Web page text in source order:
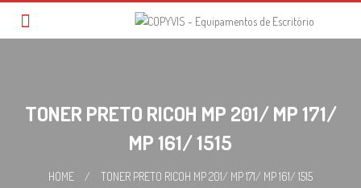
TONER PRETO RICOH MP 201/ MP 171/
MP 161/ 1515
HOME / TONER PRETO RICOH MP 201/ MP 171/ MP 161/ 1515